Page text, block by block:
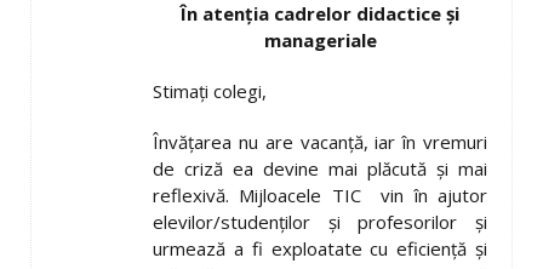
În atenția cadrelor didactice și
manageriale
Stimați colegi,
Învățarea nu are vacanță, iar în vremuri
de criză ea devine mai plăcută și mai
reflexivă. Mijloacele TIC vin în ajutor
elevilor/studenților și profesorilor și
urmează a fi exploatate cu eficiență și